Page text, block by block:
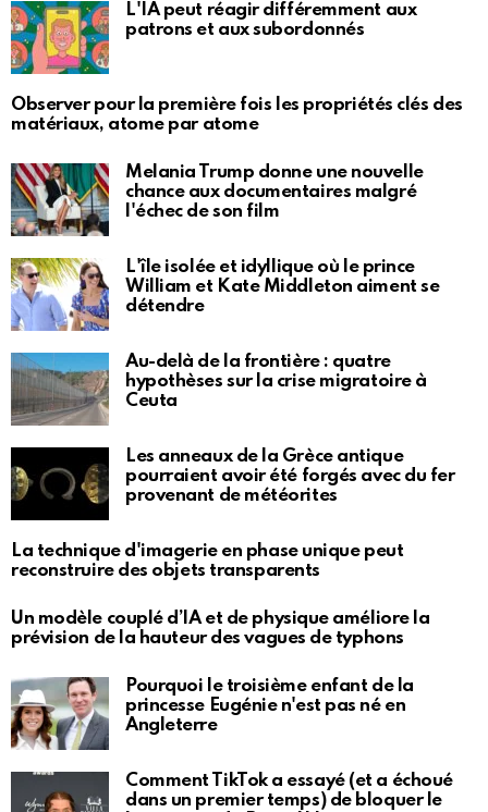
L'IA peut réagir différemment aux
patrons et aux subordonnés
Observer pour la première fois les propriétés clés des
matériaux, atome par atome
Melania Trump donne une nouvelle
chance aux documentaires malgré
l'échec de son film
L'île isolée et idyllique où le prince
William et Kate Middleton aiment se
détendre
Au-delà de la frontière : quatre
hypothèses sur la crise migratoire à
Ceuta
Les anneaux de la Grèce antique
pourraient avoir été forgés avec du fer
provenant de météorites
La technique d'imagerie en phase unique peut
reconstruire des objets transparents
Un modèle couplé d’IA et de physique améliore la
prévision de la hauteur des vagues de typhons
Pourquoi le troisième enfant de la
princesse Eugénie n'est pas né en
Angleterre
Comment TikTok a essayé (et a échoué
dans un premier temps) de bloquer le